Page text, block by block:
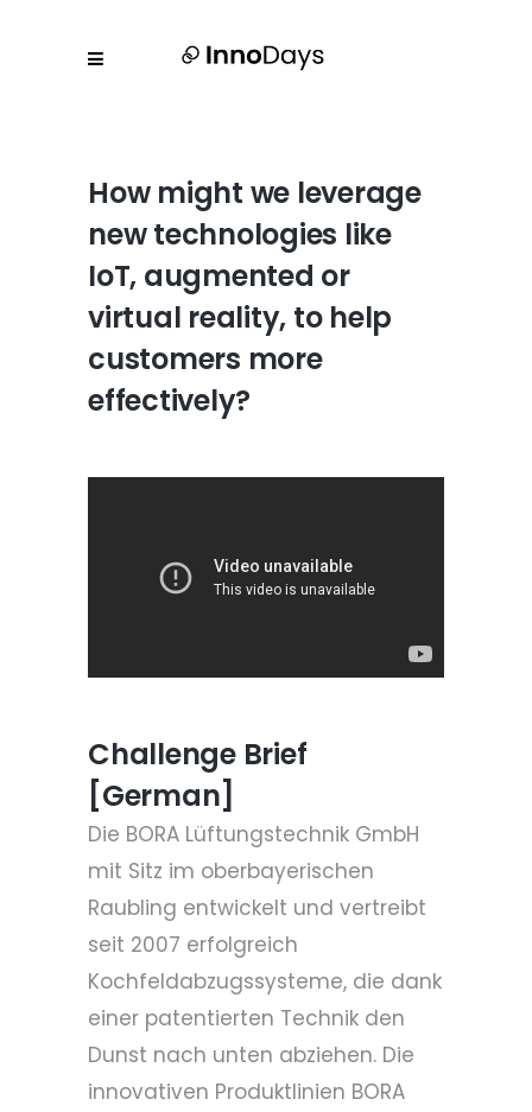
How might we leverage
new technologies like
IoT, augmented or
virtual reality, to help
customers more
effectively?
Challenge Brief
[German]
Die BORA Lüftungstechnik GmbH
mit Sitz im oberbayerischen
Raubling entwickelt und vertreibt
seit 2007 erfolgreich
Kochfeldabzugssysteme, die dank
einer patentierten Technik den
Dunst nach unten abziehen. Die
innovativen Produktlinien BORA